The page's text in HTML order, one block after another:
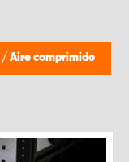
/ Aire comprimido